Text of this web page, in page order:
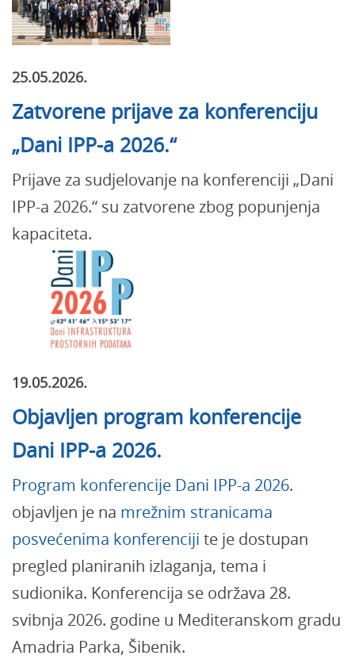
25.05.2026.
Zatvorene prijave za konferenciju
„Dani IPP-a 2026.“
Prijave za sudjelovanje na konferenciji „Dani
IPP-a 2026.“ su zatvorene zbog popunjenja
kapaciteta.
19.05.2026.
Objavljen program konferencije
Dani IPP-a 2026.
Program konferencije Dani IPP-a 2026.
objavljen je na mrežnim stranicama
posvećenima konferenciji te je dostupan
pregled planiranih izlaganja, tema i
sudionika. Konferencija se održava 28.
svibnja 2026. godine u Mediteranskom gradu
Amadria Parka, Šibenik.